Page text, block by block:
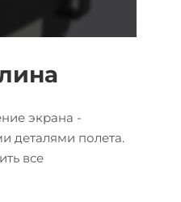
экрана -
деталями полета.
все